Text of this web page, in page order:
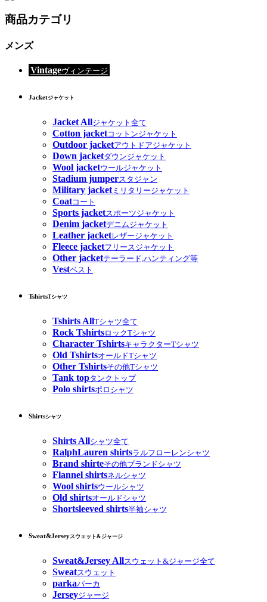
商品カテゴリ
メンズ
Vintageヴィンテージ
Jacketジャケット
Jacket Allジャケット全て
Cotton jacketコットンジャケット
Outdoor jacketアウトドアジャケット
Down jacketダウンジャケット
Wool jacketウールジャケット
Stadium jumperスタジャン
Military jacketミリタリージャケット
Coatコート
Sports jacketスポーツジャケット
Denim jacketデニムジャケット
Leather jacketレザージャケット
Fleece jacketフリースジャケット
Other jacketテーラード,ハンティング等
Vestベスト
TshirtsTシャツ
Tshirts AllTシャツ全て
Rock TshirtsロックTシャツ
Character TshirtsキャラクターTシャツ
Old TshirtsオールドTシャツ
Other Tshirtsその他Tシャツ
Tank topタンクトップ
Polo shirtsポロシャツ
Shirtsシャツ
Shirts Allシャツ全て
RalphLauren shirtsラルフローレンシャツ
Brand shirteその他ブランドシャツ
Flannel shirtsネルシャツ
Wool shirtsウールシャツ
Old shirtsオールドシャツ
Shortsleeved shirts半袖シャツ
Sweat&Jerseyスウェット&ジャージ
Sweat&Jersey Allスウェット&ジャージ全て
Sweatスウェット
parkaパーカ
Jerseyジャージ